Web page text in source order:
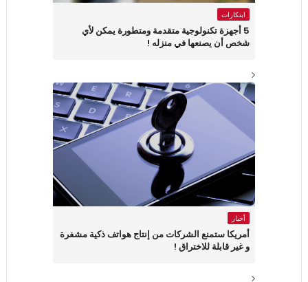
ابتكارات
5 أجهزة تكنولوجية متقدمة ومتطورة يمكن لأي
شخص أن يصنعها في منزله !
أخبار
أمريكا ستمنع الشركات من إنتاج هواتف ذكية مشفرة
و غير قابلة للاختراق !